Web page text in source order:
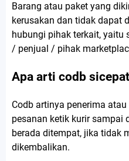
Barang atau paket yang
kerusakan dan tidak dapat
hubungi pihak terkait, yaitu
/ penjual / pihak
Apa arti codb
Codb artinya penerima
pesanan ketik kurir sampai
berada ditempat, jika tidak
dikembalikan.